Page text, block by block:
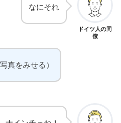
ドイツ人の同
僚
なにそれ
真をみせる）